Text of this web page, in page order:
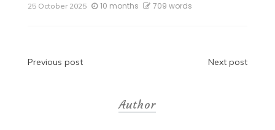
25 October 2025 10 months 709 words
Post
Previous post Next post
Author